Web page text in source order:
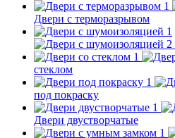
Двери с терморазрывом
стеклом
под покраску
Двери двустворчатые